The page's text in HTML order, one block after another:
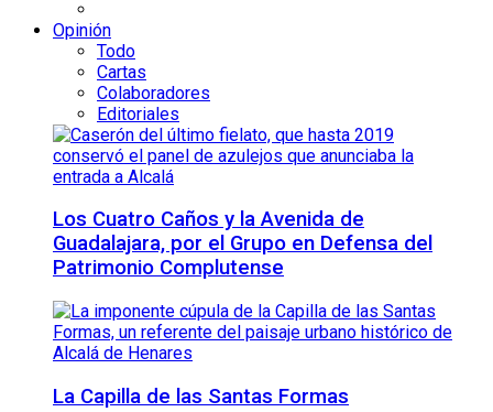
Opinión
Todo
Cartas
Colaboradores
Editoriales
Los Cuatro Caños y la Avenida de
Guadalajara, por el Grupo en Defensa del
Patrimonio Complutense
La Capilla de las Santas Formas